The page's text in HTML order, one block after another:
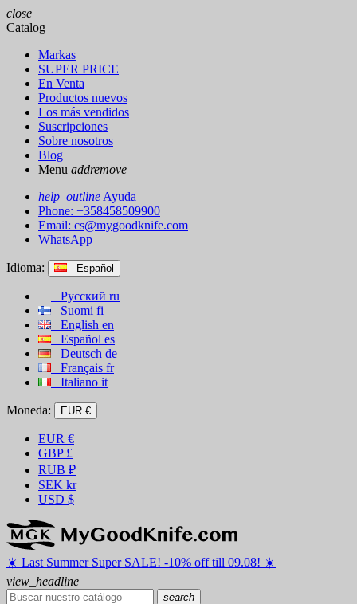
close
Catalog
Markas
SUPER PRICE
En Venta
Productos nuevos
Los más vendidos
Suscripciones
Sobre nosotros
Blog
Menu addremove
help_outline Ayuda
Phone: +358458509900
Email: cs@mygoodknife.com
WhatsApp
Idioma: Español
Русский ru
Suomi fi
English en
Español es
Deutsch de
Français fr
Italiano it
Moneda: EUR €
EUR €
GBP £
RUB ₽
SEK kr
USD $
☀️ ️Last Summer Super SALE! -10% off till 09.08! ☀️
view_headline
search